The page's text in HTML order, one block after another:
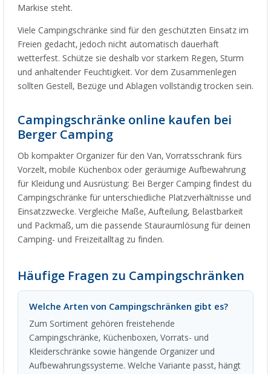
Markise steht.
Viele Campingschränke sind für den geschützten Einsatz im
Freien gedacht, jedoch nicht automatisch dauerhaft
wetterfest. Schütze sie deshalb vor starkem Regen, Sturm
und anhaltender Feuchtigkeit. Vor dem Zusammenlegen
sollten Gestell, Bezüge und Ablagen vollständig trocken sein.
Campingschränke online kaufen bei
Berger Camping
Ob kompakter Organizer für den Van, Vorratsschrank fürs
Vorzelt, mobile Küchenbox oder geräumige Aufbewahrung
für Kleidung und Ausrüstung: Bei Berger Camping findest du
Campingschränke für unterschiedliche Platzverhältnisse und
Einsatzzwecke. Vergleiche Maße, Aufteilung, Belastbarkeit
und Packmaß, um die passende Stauraumlösung für deinen
Camping- und Freizeitalltag zu finden.
Häufige Fragen zu Campingschränken
Welche Arten von Campingschränken gibt es?
Zum Sortiment gehören freistehende
Campingschränke, Küchenboxen, Vorrats- und
Kleiderschränke sowie hängende Organizer und
Aufbewahrungssysteme. Welche Variante passt, hängt